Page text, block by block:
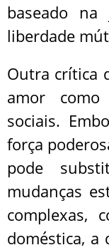
baseado
liberdade
Outra crítica
amor como
sociais.
força
pode
mudanças
complexas,
doméstica, a